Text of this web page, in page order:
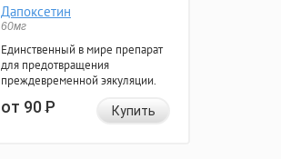
Дапоксетин
60мг
Единственный в мире препарат
для предотвращения
преждевременной эякуляции.
от 90Р Купить